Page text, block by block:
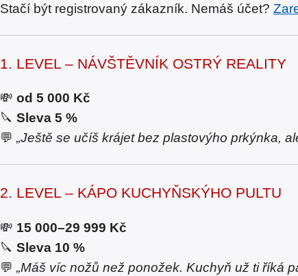
Stačí být registrovaný zákazník. Nemáš účet?
1. LEVEL – NÁVŠTĚVNÍK OSTRÝ REALITY
💸 od 5 000 Kč
🔪 Sleva 5 %
💬 „Ještě se učíš krájet bez plastovýho prkýnka,
2. LEVEL – KÁPO KUCHYŇSKÝHO PULTU
💸 15 000–29 999 Kč
🔪 Sleva 10 %
💬 „Máš víc nožů než ponožek. Kuchyň už ti říká